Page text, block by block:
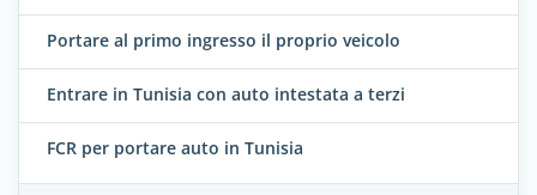
Portare al primo ingresso il proprio veicolo
Entrare in Tunisia con auto intestata a terzi
FCR per portare auto in Tunisia